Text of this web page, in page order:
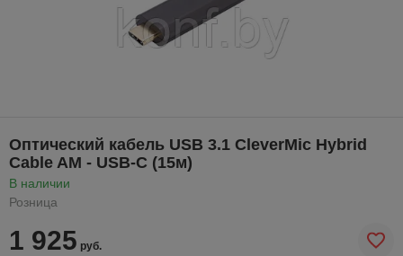
Оптический кабель USB 3.1 CleverMic Hybrid
Cable AM - USB-C (15м)
В наличии
Розница
1 925 руб.